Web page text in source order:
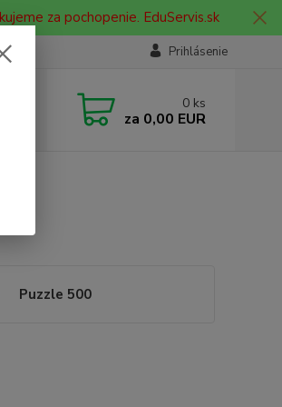
za pochopenie. EduServis.sk
Prihlásenie
0 ks
za 0,00 EUR
Puzzle 500